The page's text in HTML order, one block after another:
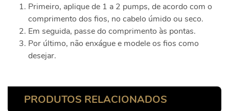
Primeiro, aplique de 1 a 2 pumps, de acordo com o
comprimento dos fios, no cabelo úmido ou seco.
Em seguida, passe do comprimento às pontas.
Por último, não enxágue e modele os fios como
desejar.
PRODUTOS RELACIONADOS